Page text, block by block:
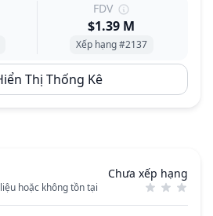
FDV
$1.39 M
Xếp hạng #2137
Thị Thống Kê
hoặc không tồn tại
Chưa xếp hạng